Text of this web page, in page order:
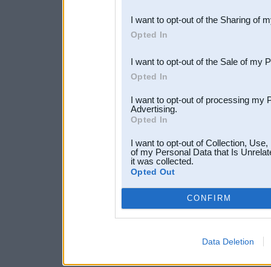
Downstream Participants
third parties.
I want to opt-out of the Sharing of
Opted In
I want to opt-out of the Sale of my
Opted In
I want to opt-out of processing my
Advertising.
Opted In
I want to opt-out of Collection,
of my Personal Data that Is
it was collected.
Opted Out
CONFIRM
Data Deletion